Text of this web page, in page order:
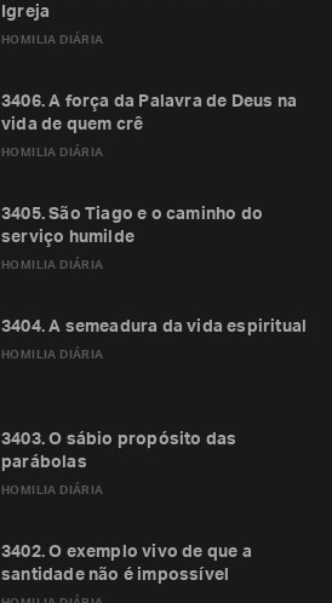
HOMILIA DIÁRIA
Igreja
HOMILIA DIÁRIA
3406. A força da Palavra de Deus na
vida de quem crê
HOMILIA DIÁRIA
3405. São Tiago e o caminho do
serviço humilde
HOMILIA DIÁRIA
3404. A semeadura da vida espiritual
HOMILIA DIÁRIA
3403. O sábio propósito das
parábolas
3402. O exemplo vivo de que a
santidade não é impossível